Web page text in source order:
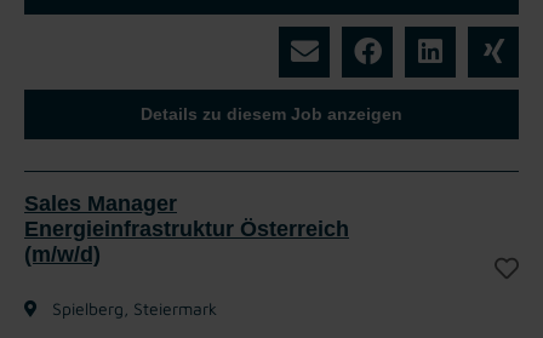
Details zu diesem Job anzeigen
Sales Manager
Energieinfrastruktur Österreich
(m/w/d)
Spielberg, Steiermark